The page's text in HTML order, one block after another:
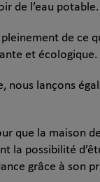
de l’eau potable.
de ce
et écologique.
nous lançons
que la maison
la possibilité
grâce à son